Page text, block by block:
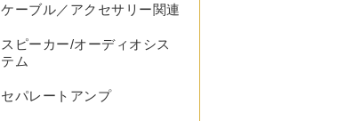
ケーブル／アクセサリー関連
スピーカー/オーディオシス
テム
セパレートアンプ